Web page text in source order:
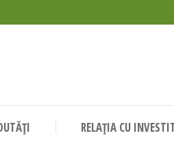
RELAȚIA CU